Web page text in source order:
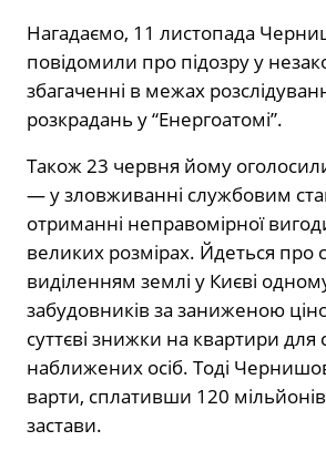
Нагадаємо, 11 листопада
повідомили про підозру у
збагаченні в межах
розкрадань у “Енергоатомі”.
Також 23 червня йому
— у зловживанні службовим
отриманні неправомірної
великих розмірах. Йдеться про
виділенням землі у Києві
забудовників за заниженою
суттєві знижки на квартири для
наближених осіб. Тоді
варти, сплативши 120
застави.